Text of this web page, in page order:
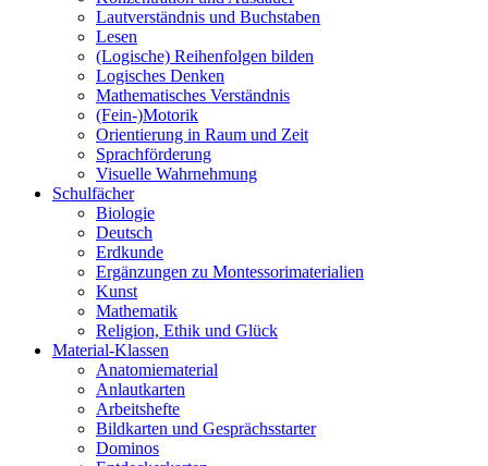
Lautverständnis und Buchstaben
Lesen
(Logische) Reihenfolgen bilden
Logisches Denken
Mathematisches Verständnis
(Fein-)Motorik
Orientierung in Raum und Zeit
Sprachförderung
Visuelle Wahrnehmung
Schulfächer
Biologie
Deutsch
Erdkunde
Ergänzungen zu Montessorimaterialien
Kunst
Mathematik
Religion, Ethik und Glück
Material-Klassen
Anatomiematerial
Anlautkarten
Arbeitshefte
Bildkarten und Gesprächsstarter
Dominos